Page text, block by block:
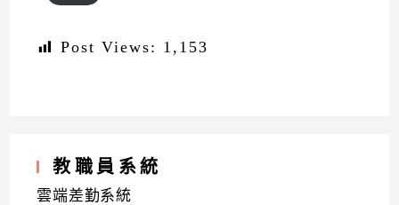
Post Views: 1,153
教職員系統
雲端差勤系統